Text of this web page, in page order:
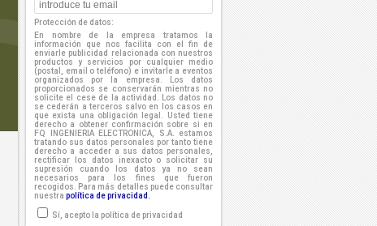
Protección de datos:
En nombre de la empresa tratamos la
información que nos facilita con el fin de
enviarle publicidad relacionada con nuestros
productos y servicios por cualquier medio
(postal, email o teléfono) e invitarle a eventos
organizados por la empresa. Los datos
proporcionados se conservarán mientras no
solicite el cese de la actividad. Los datos no
se cederán a terceros salvo en los casos en
que exista una obligación legal. Usted tiene
derecho a obtener confirmación sobre si en
FQ INGENIERIA ELECTRONICA, S.A. estamos
tratando sus datos personales por tanto tiene
derecho a acceder a sus datos personales,
rectificar los datos inexacto o solicitar su
supresión cuando los datos ya no sean
necesarios para los fines que fueron
recogidos. Para más detalles puede consultar
nuestra política de privacidad.
Sí, acepto la política de privacidad